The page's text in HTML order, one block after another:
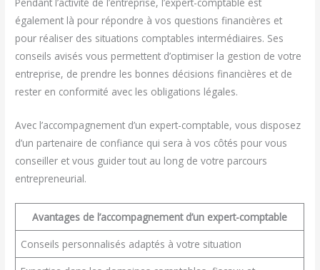
également là pour répondre à vos questions financières et
pour réaliser des situations comptables intermédiaires. Ses
conseils avisés vous permettent d’optimiser la gestion de votre
entreprise, de prendre les bonnes décisions financières et de
rester en conformité avec les obligations légales.
Avec l’accompagnement d’un expert-comptable, vous disposez
d’un partenaire de confiance qui sera à vos côtés pour vous
conseiller et vous guider tout au long de votre parcours
entrepreneurial.
Avantages de l’accompagnement d’un expert-comptable
Conseils personnalisés adaptés à votre situation